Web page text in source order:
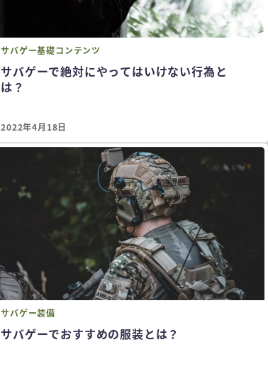
サバゲー基礎コンテンツ
サバゲーで絶対にやってはいけない行為と
は？
2022年4月18日
サバゲー装備
サバゲーでおすすめの服装とは？